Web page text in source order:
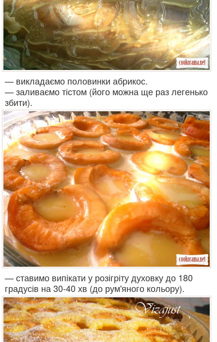
— викладаємо половинки абрикос.
— заливаємо тістом (його можна ще раз легенько
збити).
— ставимо випікати у розігріту духовку до 180
градусів на 30-40 хв (до рум'яного кольору).